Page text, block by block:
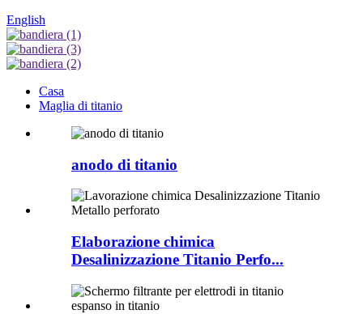
English
Casa
Maglia di titanio
anodo di titanio
Elaborazione chimica
Desalinizzazione Titanio Perfo...